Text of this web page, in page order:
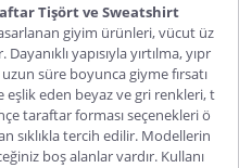
Tişört ve Sweatshirt
giyim ürünleri, vücut üz
yapısıyla yırtılma, yıpr
süre boyunca giyme fırsatı
eşlik eden beyaz ve gri renkleri, t
taraftar formasıseçenekleri ö
sıklıkla tercih edilir. Modellerin
boş alanlar vardır. Kullanı